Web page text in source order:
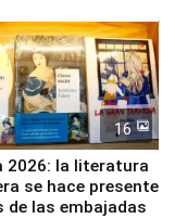
16
2026: la literatura
se hace presente
de las embajadas